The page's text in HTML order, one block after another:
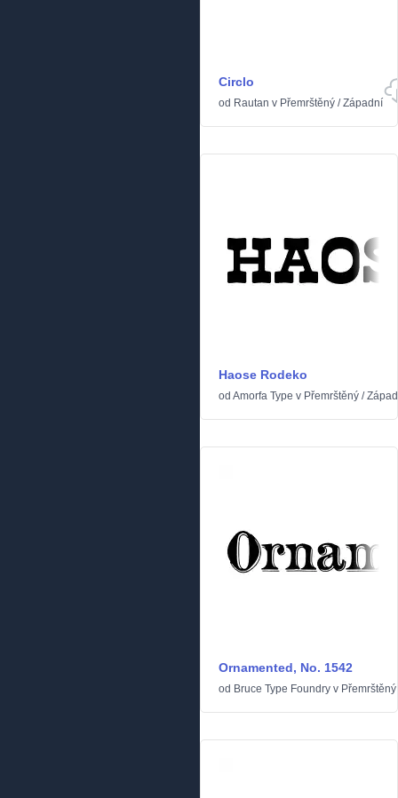
Circlo
od Rautan v Přemrštěný /Západní
Haose Rodeko
od Amorfa Type v Přemrštěný /
Ornamented, No. 1542
od Bruce Type Foundry v Přemrštěný